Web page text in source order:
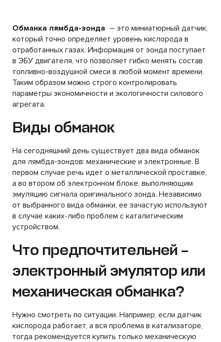
Обманка лямбда-зонда – это миниатюрный датчик,
который точно определяет уровень кислорода в
отработанных газах. Информация от зонда поступает
в ЭБУ двигателя, что позволяет гибко менять состав
топливно-воздушной смеси в любой момент времени.
Таким образом можно строго контролировать
параметры экономичности и экологичности силового
агрегата.
Виды обманок
На сегодняшний день существует два вида обманок
для лямбда-зондов: механические и электронные. В
первом случае речь идет о металлической проставке,
а во втором об электронном блоке, выполняющим
эмуляцию сигнала оригинального зонда. Независимо
от выбранного вида обманки, ее зачастую используют
в случае каких-либо проблем с каталитическим
устройством.
Что предпочтительней –
электронный эмулятор или
механическая обманка?
Нужно смотреть по ситуации. Например, если датчик
кислорода работает, а вся проблема в катализаторе,
тогда рекомендуется купить только механическую